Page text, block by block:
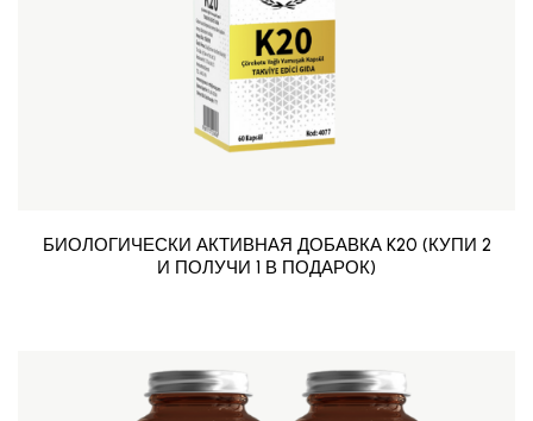
БИОЛОГИЧЕСКИ АКТИВНАЯ ДОБАВКА K20 (КУПИ 2
И ПОЛУЧИ 1 В ПОДАРОК)